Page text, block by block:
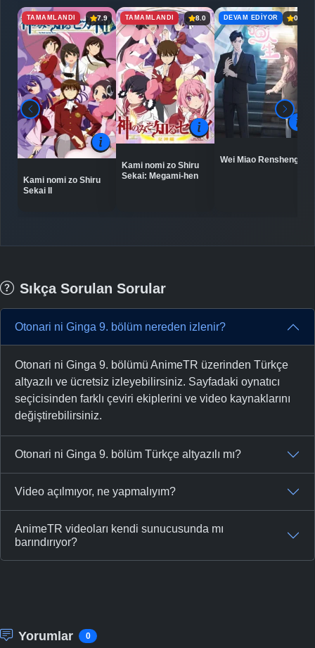
TAMAMLANDI 7.9
Kami nomi zo Shiru
Sekai II
TAMAMLANDI 8.0
Kami nomi zo Shiru
Sekai: Megami-hen
DEVAM EDIYOR 0.0
Wei Miao Rensheng
Sıkça Sorulan Sorular
Otonari ni Ginga 9. bölüm nereden izlenir?
Otonari ni Ginga 9. bölümü AnimeTR üzerinden Türkçe
altyazılı ve ücretsiz izleyebilirsiniz. Sayfadaki oynatıcı
seçicisinden farklı çeviri ekiplerini ve video kaynaklarını
değiştirebilirsiniz.
Otonari ni Ginga 9. bölüm Türkçe altyazılı mı?
Video açılmıyor, ne yapmalıyım?
AnimeTR videoları kendi sunucusunda mı
barındırıyor?
Yorumlar 0